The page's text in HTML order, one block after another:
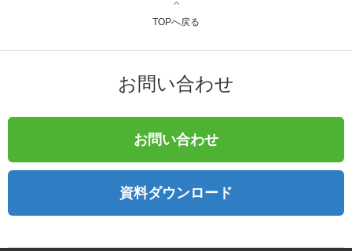
TOPへ戻る
お問い合わせ
お問い合わせ
資料ダウンロード